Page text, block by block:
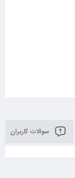
سوالات کاربران